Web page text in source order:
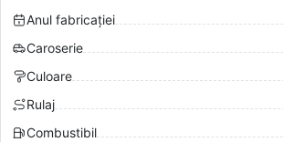
Anul fabricației
Caroserie
Culoare
Rulaj
Combustibil